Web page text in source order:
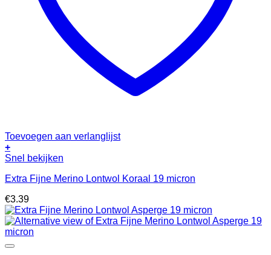
Toevoegen aan verlanglijst
+
Snel bekijken
Extra Fijne Merino Lontwol Koraal 19 micron
€3.39